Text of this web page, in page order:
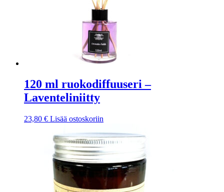
120 ml ruokodiffuuseri –
Laventeliniitty
23,80 € Lisää ostoskoriin